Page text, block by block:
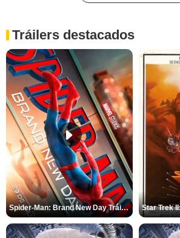
Tráilers destacados
Spider-Man: Brand New Day Tráiler (3)